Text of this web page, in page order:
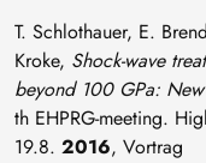
T. Schlothauer, E.
Kroke, Shock-wave
beyond 100 GPa:
th EHPRG-meeting.
19.8. 2016, Vortrag